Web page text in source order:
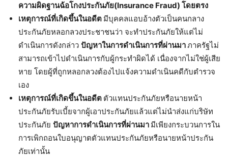
ความผิดฐานฉ้อโกงประกันภัย(Insurance Fraud) โดยตรง
เหตุการณ์ที่เกิดขึ้นในอดีต มีบุคคลแอบอ้างตัวเป็นคนกลาง
ประกันภัยหลอกลวงประชาชนว่า จะทำประกันภัยให้แต่ไม่
ดำเนินการดังกล่าว ปัญหาในการดำเนินการที่ผ่านมาภาครัฐไม่
สามารถเข้าไปดำเนินการกับผู้กระทำผิดได้ เนื่องจากไม่ใช่ผู้เสีย
หาย โดยผู้ที่ถูกหลอกลวงต้องไปแจ้งความดำเนินคดีกับตำรวจ
เอง
เหตุการณ์ที่เกิดขึ้นในอดีต ตัวแทนประกันภัยหรือนายหน้า
ประกันภัยรับเบี้ยจากผู้เอาประกันภัยแล้วแต่ไม่นำส่งแก่บริษัท
ประกันภัย ปัญหาการดำเนินการที่ผ่านมา มีเพียงกระบวนการใน
การเพิกถอนใบอนุญาตตัวแทนประกันภัยหรือนายหน้าประกัน
ภัยเท่านั้น